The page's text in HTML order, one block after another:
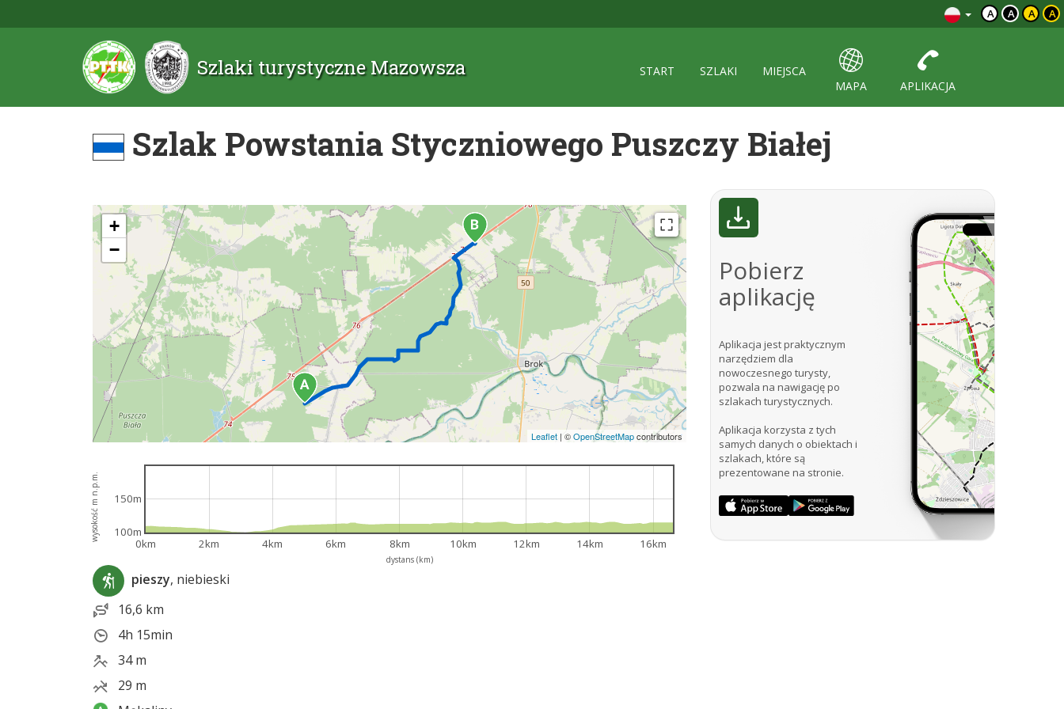
A A A A
Szlaki turystyczne Mazowsza START SZLAKI
MIEJSCA
MAPA
APLIKACJA
Szlak Powstania Styczniowego Puszczy Białej
+
−
Leaflet | ©OpenStreetMapcontributors
dystans (km)
wysokość m n.p.m.
0km 2km 4km 6km 8km 10km 12km 14km 16km
100m
150m
pieszy, niebieski
16,6 km
4h 15min
34 m
29 m
Pobierz
aplikację
Aplikacja jest praktycznym
narzędziem dla
nowoczesnego turysty,
pozwala na nawigację po
szlakach turystycznych.
Aplikacja korzysta z tych
samych danych o obiektach i
szlakach, które są
prezentowane na stronie.